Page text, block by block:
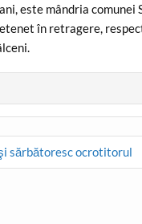
este mândria
în retragere,
sărbătoresc ocrotitorul